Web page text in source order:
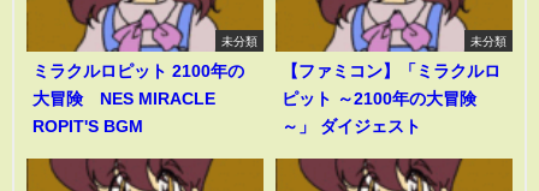
未分類
ミラクルロピット 2100年の
大冒険 NES MIRACLE
ROPIT'S BGM
未分類
【ファミコン】「ミラクルロ
ピット ～2100年の大冒険
～」 ダイジェスト